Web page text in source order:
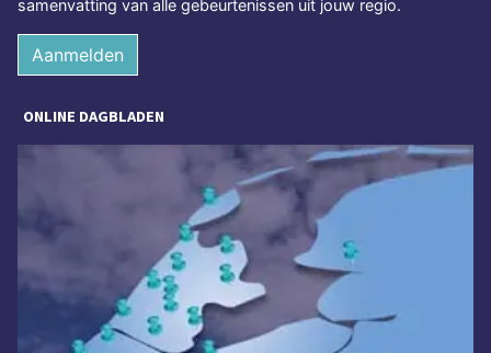
samenvatting van alle gebeurtenissen uit jouw regio.
Aanmelden
ONLINE DAGBLADEN